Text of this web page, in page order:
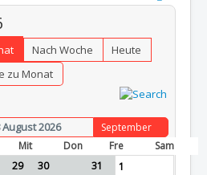
Nach Woche
Heute
zu Monat
August 2026
September
Mit Don Fre
Sam
29 30 31 1